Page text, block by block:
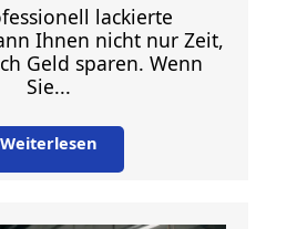
lackierte
Ihnen nicht nur Zeit,
Geld sparen. Wenn
Sie...
Weiterlesen